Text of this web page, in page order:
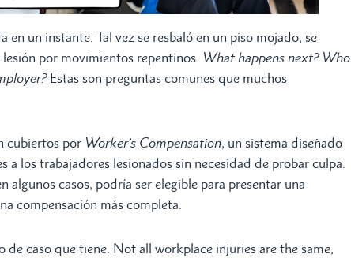
un instante. Tal vez se resbaló en un piso mojado, se
por movimientos repentinos. What happens next? Who
Estas son preguntas comunes que muchos
cubiertos por Worker’s Compensation, un sistema diseñado
a los trabajadores lesionados sin necesidad de probar culpa.
algunos casos, podría ser elegible para presentar una
compensación más completa.
caso que tiene. Not all workplace injuries are the same,